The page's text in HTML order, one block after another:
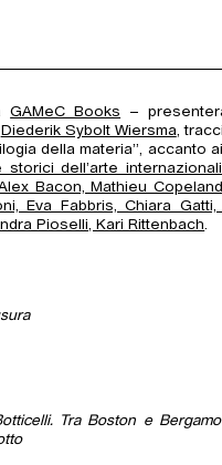
GAMeC Books –
Diederik Sybolt Wiersma,
della materia”, accanto
storici dell’arte internazionali
Bacon, Mathieu
Eva Fabbris, Chiara
Pioselli, Kari Rittenbach.
Tra Boston e